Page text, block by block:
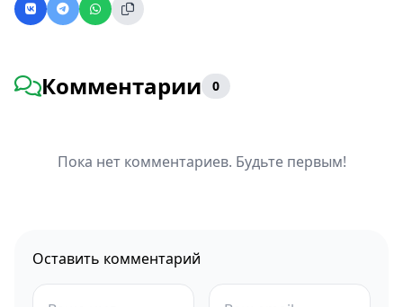
Комментарии 0
Пока нет комментариев. Будьте первым!
Оставить комментарий